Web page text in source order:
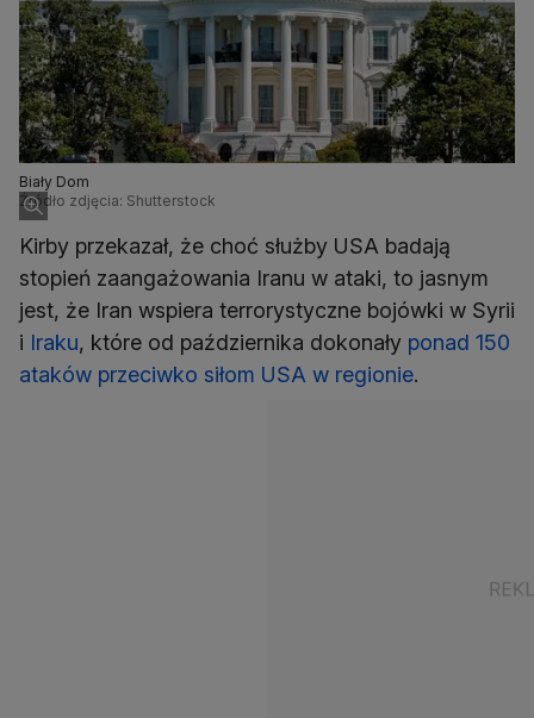
Biały Dom
Źródło zdjęcia: Shutterstock
Kirby przekazał, że choć służby USA badają
stopień zaangażowania Iranu w ataki, to jasnym
jest, że Iran wspiera terrorystyczne bojówki w Syrii
i Iraku, które od października dokonały ponad 150
ataków przeciwko siłom USA w regionie.